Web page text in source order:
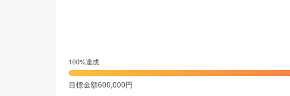
100%達成
目標金額600,000円